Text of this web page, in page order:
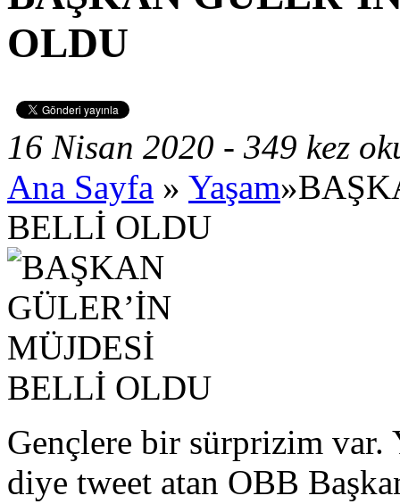
OLDU
16 Nisan 2020 - 349 kez
Ana Sayfa » Yaşam
BELLİ OLDU
Gençlere bir sürprizim var.
diye tweet atan OBB